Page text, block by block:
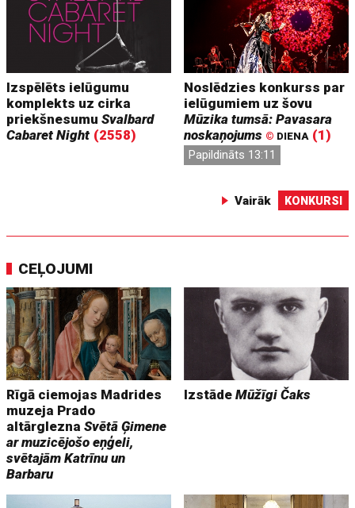
Izspēlēts ielūgumu
komplekts uz cirka
priekšnesumuSvalbard
Cabaret Night (2558)
Noslēdzies konkurss par
ielūgumiem uz šovu
Mūzika tumsā: Pavasara
noskaņojums © DIENA (1)
Papildināts 13:11
Vairāk KONKURSI
CEĻOJUMI
Rīgā ciemojas Madrides
muzeja Prado
altārgleznaSvētā Ģimene
ar muzicējošo eņģeli,
svētajām Katrīnu un
Barbaru
IzstādeMūžīgi Čaks